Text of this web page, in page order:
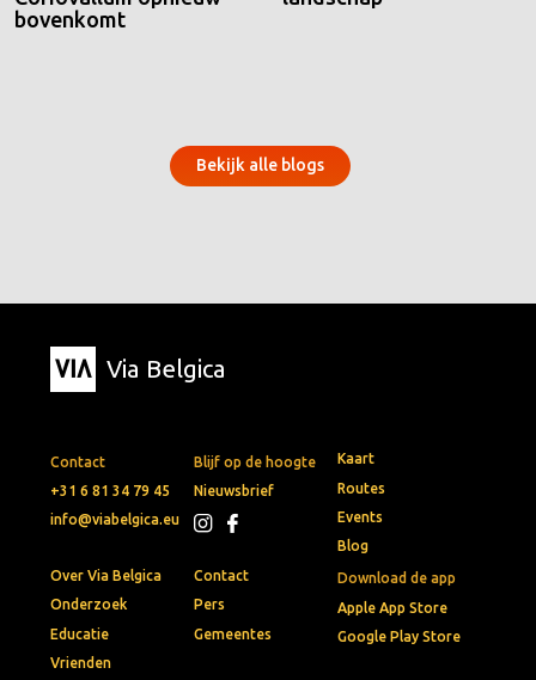
bovenkomt
Bekijk alle blogs
Via Belgica
Contact
+31 6 81 34 79 45
info@viabelgica.eu
Blijf op de hoogte
Nieuwsbrief
Download de app
Apple App Store
Google Play Store
Kaart
Routes
Events
Blog
Over Via Belgica
Onderzoek
Educatie
Vrienden
Contact
Pers
Gemeentes